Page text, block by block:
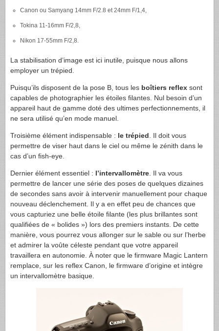
Canon ou Samyang 14mm F/2.8 et 24mm F/1,4,
Tokina 11-16mm F/2,8,
Nikon 17-55mm F/2,8.
La stabilisation d’image est ici inutile, puisque nous allons
employer un trépied.
Puisqu’ils disposent de la pose B, tous les boîtiers reflex sont
capables de photographier les étoiles filantes. Nul besoin d’un
appareil haut de gamme doté des ultimes perfectionnements, il
ne sera utilisé qu’en mode manuel.
Troisième élément indispensable : le trépied . Il doit vous
permettre de viser haut dans le ciel ou même le zénith dans le
cas d’un fish-eye.
Dernier élément essentiel : l’intervallomètre . Il va vous
permettre de lancer une série des poses de quelques dizaines
de secondes sans avoir à intervenir manuellement pour chaque
nouveau déclenchement. Il y a en effet peu de chances que
vous capturiez une belle étoile filante (les plus brillantes sont
qualifiées de « bolides ») lors des premiers instants. De cette
manière, vous pourrez vous allonger sur le sable ou sur l’herbe
et admirer la voûte céleste pendant que votre appareil
travaillera en autonomie. À noter que le firmware Magic Lantern
remplace, sur les reflex Canon, le firmware d’origine et intègre
un intervallomètre basique.